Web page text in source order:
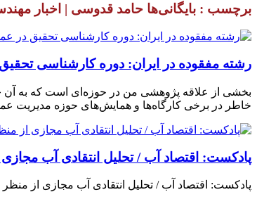
برچسب : بایگانی‌ها حامد قدوسی | اخبار
رشته مفقوده در ایران: دوره کارشناسی
بخشی از علاقه پژوهشی من در حوزه‌ای است که به آن
خاطر در برخی کارگاه‌ها و همایش‌های حوزه مدیریت
پادکست: اقتصاد آب / تحلیل انتقادی آب
پادکست: اقتصاد آب / تحلیل انتقادی آب مجازی از